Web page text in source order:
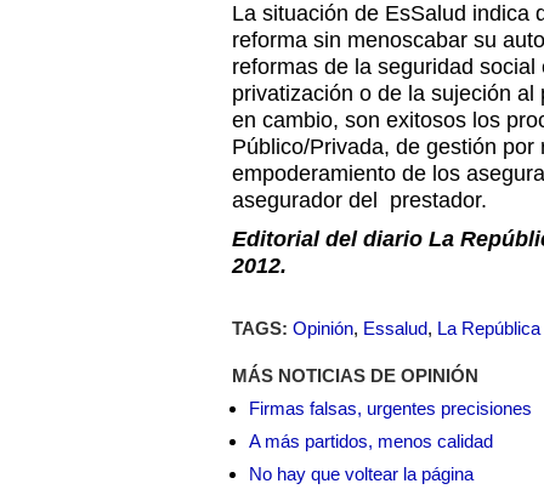
La situación de EsSalud indica
reforma sin menoscabar su
reformas de la seguridad
privatización o de la sujeción
en cambio, son exitosos los
Público/Privada, de gestión por
empoderamiento de los
asegurador del prestador.
Editorial del diario La
2012.
TAGS: Opinión, Essalud, La República
MÁS NOTICIAS DE OPINIÓN
Firmas falsas, urgentes precisiones
A más partidos, menos calidad
No hay que voltear la página